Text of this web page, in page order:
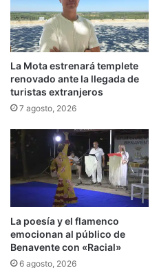
La Mota estrenará templete
renovado ante la llegada de
turistas extranjeros
7 agosto, 2026
La poesía y el flamenco
emocionan al público de
Benavente con «Racial»
6 agosto, 2026